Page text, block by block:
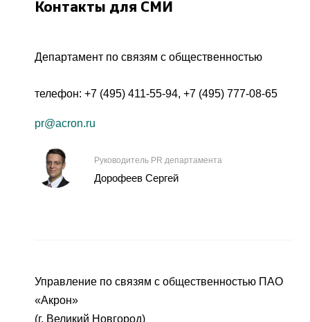
Контакты для СМИ
Департамент по связям с общественностью
телефон: +7 (495) 411-55-94, +7 (495) 777-08-65
pr@acron.ru
Руководитель PR департамента
Дорофеев Сергей
Управление по связям с общественностью ПАО
«Акрон»
(г. Великий Новгород)